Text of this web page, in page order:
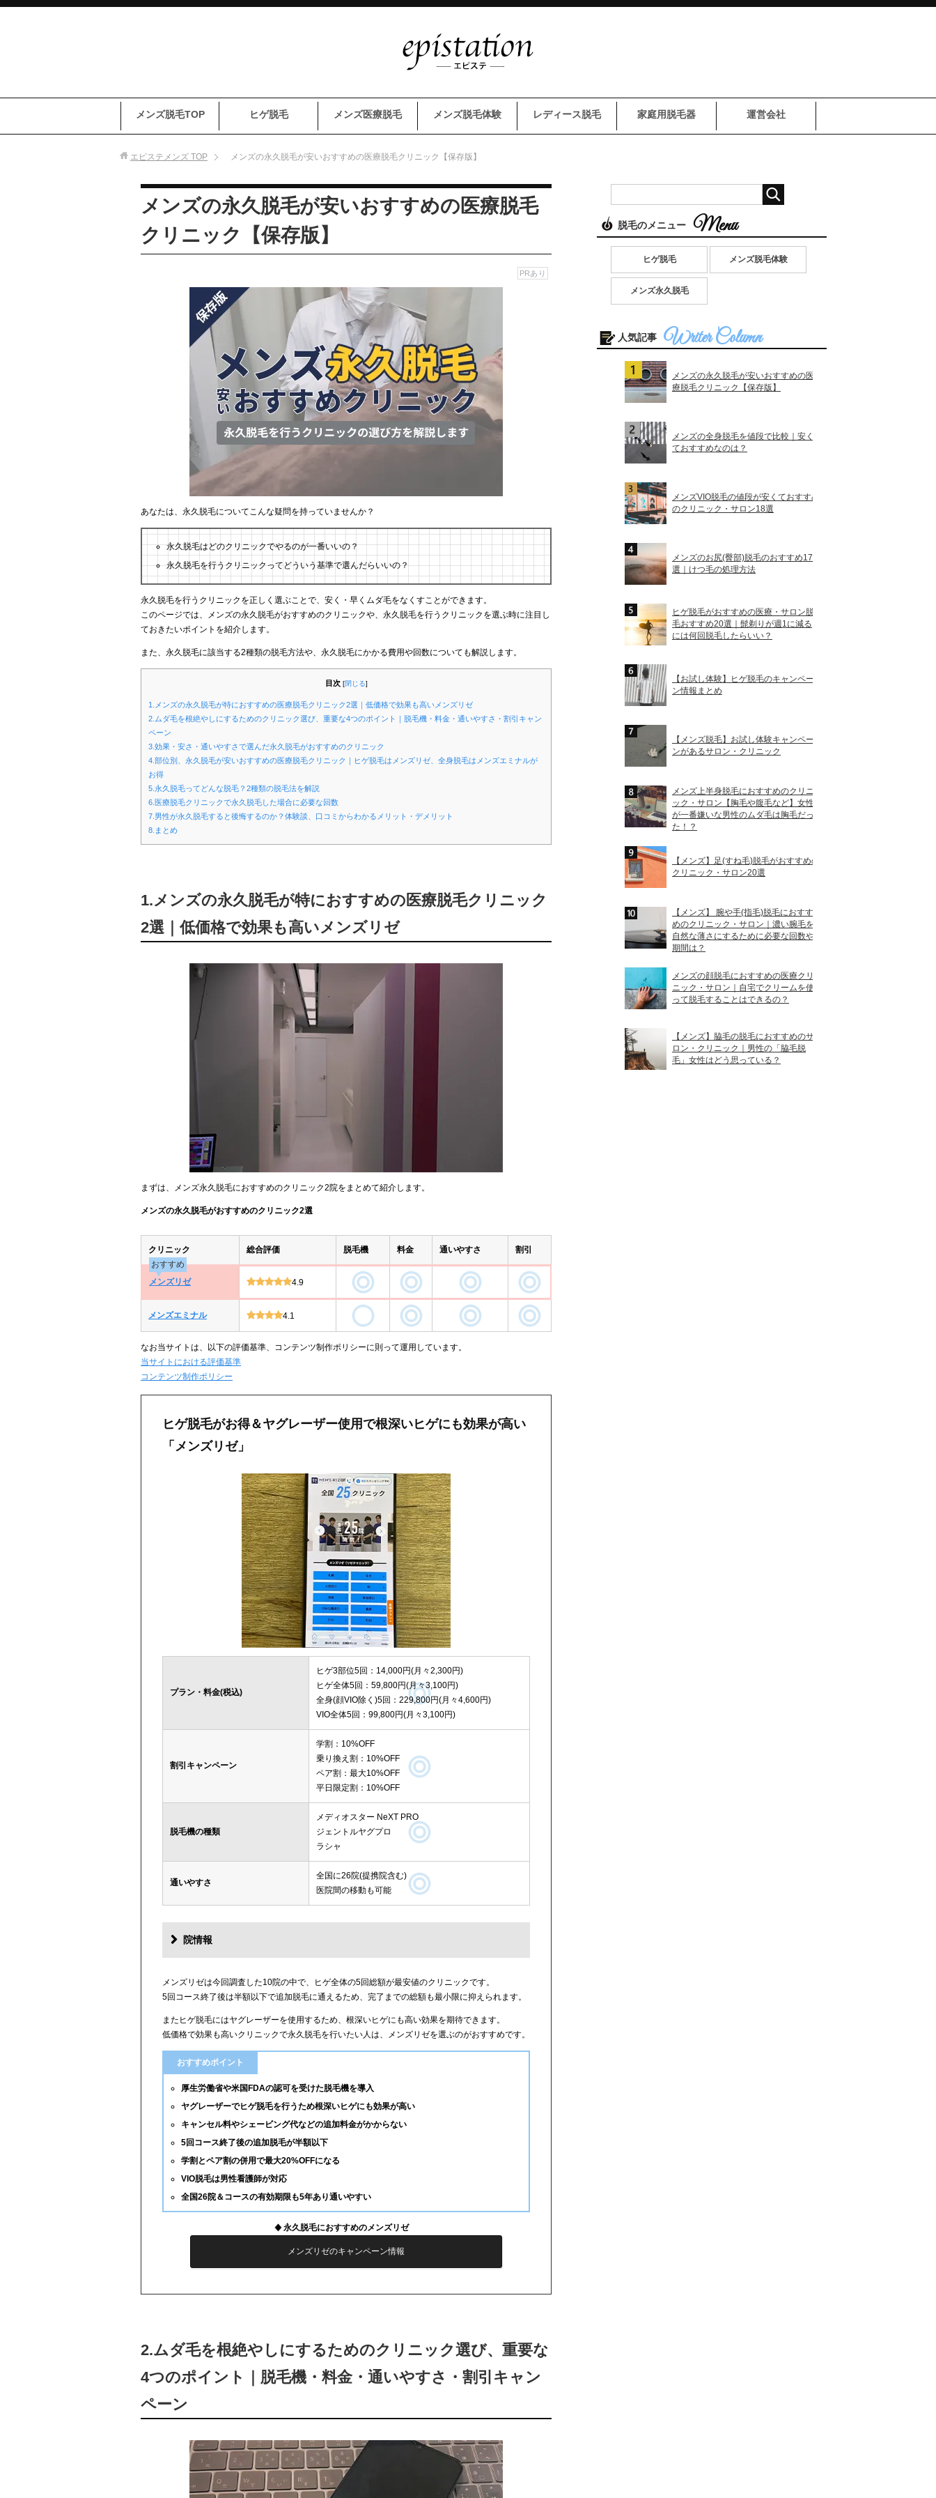
メンズ脱毛TOP ヒゲ脱毛 メンズ医療脱毛 メンズ脱毛体験 レディース脱毛 家庭用脱毛器 運営会社
エピステメンズ TOP メンズの永久脱毛が安いおすすめの医療脱毛クリニック【保存版】
メンズの永久脱毛が安いおすすめの医療脱毛
クリニック【保存版】
PRあり
あなたは、永久脱毛についてこんな疑問を持っていませんか？
永久脱毛はどのクリニックでやるのが一番いいの？
永久脱毛を行うクリニックってどういう基準で選んだらいいの？
永久脱毛を行うクリニックを正しく選ぶことで、安く・早くムダ毛をなくすことができます。
このページでは、メンズの永久脱毛がおすすめのクリニックや、永久脱毛を行うクリニックを選ぶ時に注目し
ておきたいポイントを紹介します。
また、永久脱毛に該当する2種類の脱毛方法や、永久脱毛にかかる費用や回数についても解説します。
目次 [閉じる]
1.メンズの永久脱毛が特におすすめの医療脱毛クリニック2選｜低価格で効果も高いメンズリゼ
2.ムダ毛を根絶やしにするためのクリニック選び、重要な4つのポイント｜脱毛機・料金・通いやすさ・割引キャン
ペーン
3.効果・安さ・通いやすさで選んだ永久脱毛がおすすめのクリニック
4.部位別、永久脱毛が安いおすすめの医療脱毛クリニック｜ヒゲ脱毛はメンズリゼ、全身脱毛はメンズエミナルが
お得
5.永久脱毛ってどんな脱毛？2種類の脱毛法を解説
6.医療脱毛クリニックで永久脱毛した場合に必要な回数
7.男性が永久脱毛すると後悔するのか？体験談、口コミからわかるメリット・デメリット
8.まとめ
1.メンズの永久脱毛が特におすすめの医療脱毛クリニック
2選｜低価格で効果も高いメンズリゼ
まずは、メンズ永久脱毛におすすめのクリニック2院をまとめて紹介します。
メンズの永久脱毛がおすすめのクリニック2選
クリニック 総合評価 脱毛機 料金 通いやすさ
割引
おすすめ
メンズリゼ
4.9
メンズエミナル 4.1
なお当サイトは、以下の評価基準、コンテンツ制作ポリシーに則って運用しています。
当サイトにおける評価基準
コンテンツ制作ポリシー
ヒゲ脱毛がお得＆ヤグレーザー使用で根深いヒゲにも効果が高い
「メンズリゼ」
プラン・料金(税込)
ヒゲ3部位5回：14,000円(月々2,300円)
ヒゲ全体5回：59,800円(月々3,100円)
全身(顔VIO除く)5回：229,800円(月々4,600円)
VIO全体5回：99,800円(月々3,100円)
割引キャンペーン
学割：10%OFF
乗り換え割：10%OFF
ペア割：最大10%OFF
平日限定割：10%OFF
脱毛機の種類
メディオスター NeXT PRO
ジェントルヤグプロ
ラシャ
通いやすさ
全国に26院(提携院含む)
医院間の移動も可能
院情報
メンズリゼは今回調査した10院の中で、ヒゲ全体の5回総額が最安値のクリニックです。
5回コース終了後は半額以下で追加脱毛に通えるため、完了までの総額も最小限に抑えられます。
またヒゲ脱毛にはヤグレーザーを使用するため、根深いヒゲにも高い効果を期待できます。
低価格で効果も高いクリニックで永久脱毛を行いたい人は、メンズリゼを選ぶのがおすすめです。
おすすめポイント
厚生労働省や米国FDAの認可を受けた脱毛機を導入
ヤグレーザーでヒゲ脱毛を行うため根深いヒゲにも効果が高い
キャンセル料やシェービング代などの追加料金がかからない
5回コース終了後の追加脱毛が半額以下
学割とペア割の併用で最大20%OFFになる
VIO脱毛は男性看護師が対応
全国26院＆コースの有効期限も5年あり通いやすい
永久脱毛におすすめのメンズリゼ
メンズリゼのキャンペーン情報
2.ムダ毛を根絶やしにするためのクリニック選び、重要な
4つのポイント｜脱毛機・料金・通いやすさ・割引キャン
ペーン
脱毛のメニュー
ヒゲ脱毛 メンズ脱毛体験
メンズ永久脱毛
人気記事
メンズの永久脱毛が安いおすすめの医
療脱毛クリニック【保存版】
メンズの全身脱毛を値段で比較｜安く
ておすすめなのは？
メンズVIO脱毛の値段が安くておすすめ
のクリニック・サロン18選
メンズのお尻(臀部)脱毛のおすすめ17
選｜けつ毛の処理方法
ヒゲ脱毛がおすすめの医療・サロン脱
毛おすすめ20選｜髭剃りが週1に減る
には何回脱毛したらいい？
【お試し体験】ヒゲ脱毛のキャンペー
ン情報まとめ
【メンズ脱毛】お試し体験キャンペー
ンがあるサロン・クリニック
メンズ上半身脱毛におすすめのクリニ
ック・サロン【胸毛や腹毛など】女性
が一番嫌いな男性のムダ毛は胸毛だっ
た！？
【メンズ】足(すね毛)脱毛がおすすめの
クリニック・サロン20選
【メンズ】 腕や手(指毛)脱毛におすす
めのクリニック・サロン｜濃い腕毛を
自然な薄さにするために必要な回数や
期間は？
メンズの顔脱毛におすすめの医療クリ
ニック・サロン｜自宅でクリームを使
って脱毛することはできるの？
【メンズ】脇毛の脱毛におすすめのサ
ロン・クリニック｜男性の「脇毛脱
毛」女性はどう思っている？